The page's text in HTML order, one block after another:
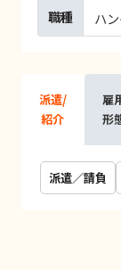
職種 ハ
派遣/
紹介
雇
形
派遣／請負